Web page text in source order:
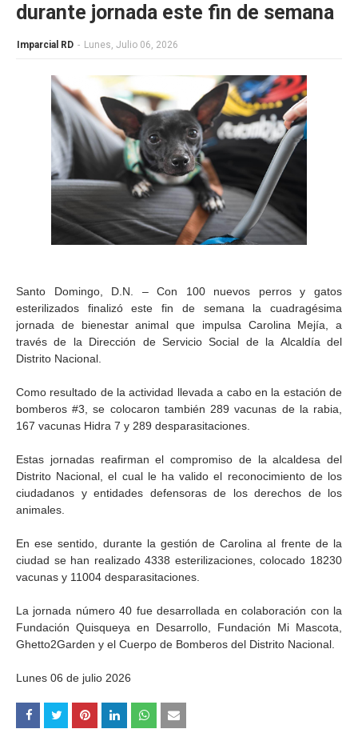
durante jornada este fin de semana
Imparcial RD - Lunes, Julio 06, 2026
Santo Domingo, D.N. – Con 100 nuevos perros y gatos
esterilizados finalizó este fin de semana la cuadragésima
jornada de bienestar animal que impulsa Carolina Mejía, a
través de la Dirección de Servicio Social de la Alcaldía del
Distrito Nacional.
Como resultado de la actividad llevada a cabo en la estación de
bomberos #3, se colocaron también 289 vacunas de la rabia,
167 vacunas Hidra 7 y 289 desparasitaciones.
Estas jornadas reafirman el compromiso de la alcaldesa del
Distrito Nacional, el cual le ha valido el reconocimiento de los
ciudadanos y entidades defensoras de los derechos de los
animales.
En ese sentido, durante la gestión de Carolina al frente de la
ciudad se han realizado 4338 esterilizaciones, colocado 18230
vacunas y 11004 desparasitaciones.
La jornada número 40 fue desarrollada en colaboración con la
Fundación Quisqueya en Desarrollo, Fundación Mi Mascota,
Ghetto2Garden y el Cuerpo de Bomberos del Distrito Nacional.
Lunes 06 de julio 2026